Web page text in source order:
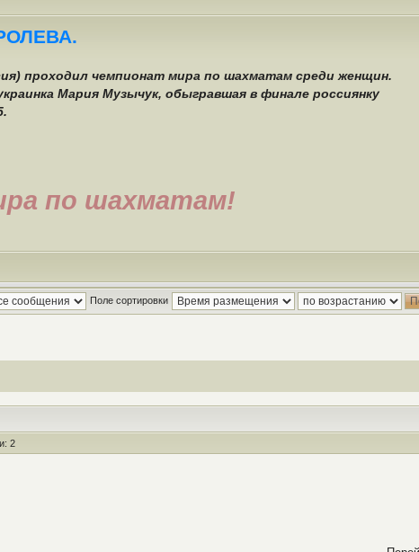
проходил чемпионат мира по шахматам среди женщин.
Мария Музычук, обыгравшая в финале россиянку
по шахматам!
Поле сортировки
2